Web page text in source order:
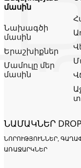
մասին
Նախագծի
մասին
Երաշխիքներ
Մամուլը մեր
մասին
ՆԱՄԱԿՆԵՐ
ՆՈՐՈՒԹՅՈՒՆՆԵՐ,
ՌԱՋԱՐԿՆԵՐ